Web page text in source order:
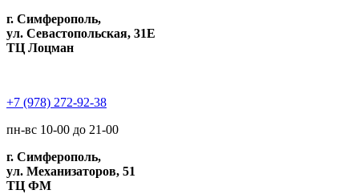
г. Симферополь,
ул. Севастопольская, 31Е
ТЦ Лоцман
+7 (978) 272-92-38
пн-вс 10-00 до 21-00
г. Симферополь,
ул. Механизаторов, 51
ТЦ ФМ